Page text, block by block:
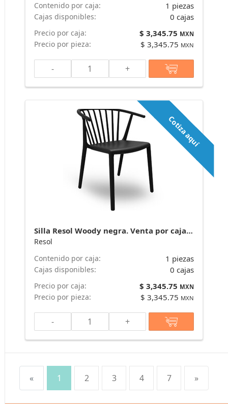
Contenido por caja:
1 piezas
Cajas disponibles: 0 cajas
Precio por caja: $ 3,345.75 MXN
Precio por pieza: $ 3,345.75 MXN
- +
Cotiza aquí
Silla Resol Woody negra. Venta por caja de 25 piezas. marca Resol
Resol
Contenido por caja:
1 piezas
Cajas disponibles: 0 cajas
Precio por caja: $ 3,345.75 MXN
Precio por pieza: $ 3,345.75 MXN
- +
« 1 2 3 4 7 »